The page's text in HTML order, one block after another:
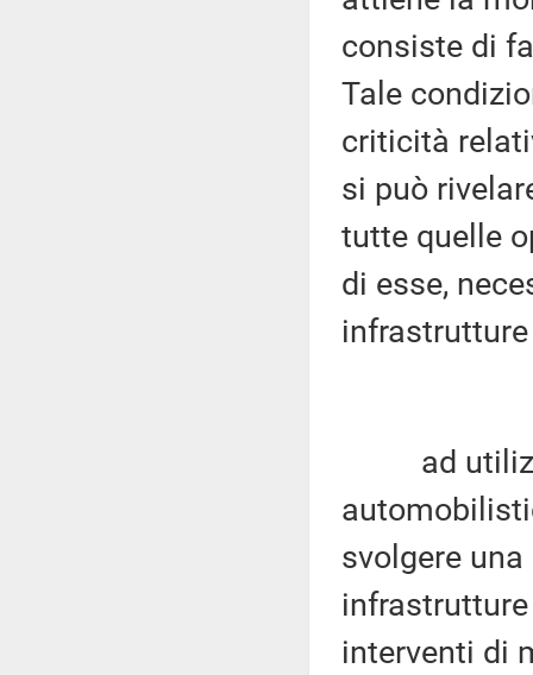
consiste di
Tale
criticità
si può
tutte quelle
di esse,
ad
svolgere
interventi di